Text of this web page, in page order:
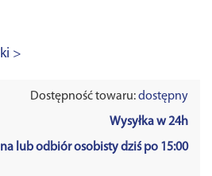
>
Dostępność towaru:dostępny
Wysyłka w 24h
lub odbiór osobisty dziś po 15:00